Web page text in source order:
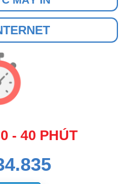
- 40 PHÚT